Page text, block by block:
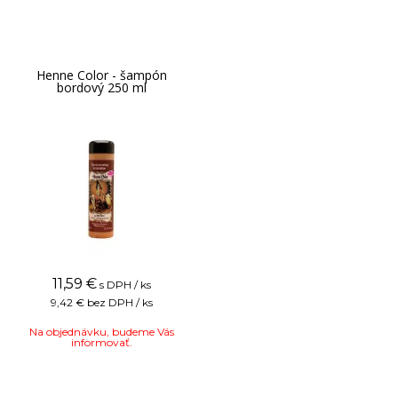
Henne Color - šampón
bordový 250 ml
11,59 € s DPH / ks
9,42 € bez DPH / ks
Na objednávku, budeme Vás
informovať.